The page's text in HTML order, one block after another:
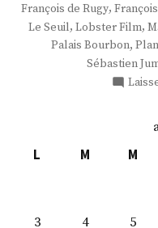
François de Rugy,
Le Seuil, Lobster Film,
Palais Bourbon,
Sébastien
L
M M
3
4 5